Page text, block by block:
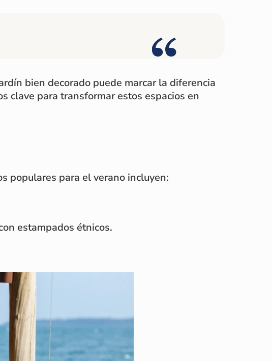
bien decorado puede marcar la diferencia
clave para transformar estos espacios en
populares para el verano incluyen:
estampados étnicos.